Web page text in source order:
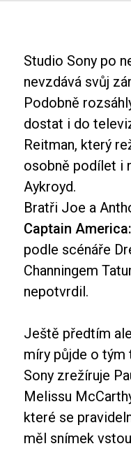
Studio Sony po
nevzdává svůj
Podobně
dostat i do
Reitman, který
osobně podílet i
Aykroyd.
Bratři Joe a
Captain
podle scénáře
Channingem
nepotvrdil.
Ještě předtím
míry půjde o
Sony zrežíruje
Melissu
které se
měl snímek